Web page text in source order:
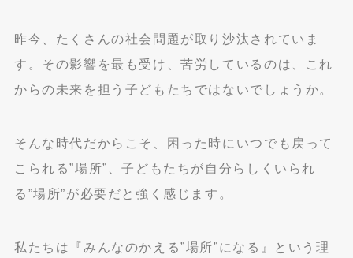
昨今、たくさんの社会問題が取り沙汰されていま
す。その影響を最も受け、苦労しているのは、これ
からの未来を担う子どもたちではないでしょうか。
そんな時代だからこそ、困った時にいつでも戻って
こられる”場所”、子どもたちが自分らしくいられ
る”場所”が必要だと強く感じます。
私たちは『みんなのかえる”場所”になる』という理